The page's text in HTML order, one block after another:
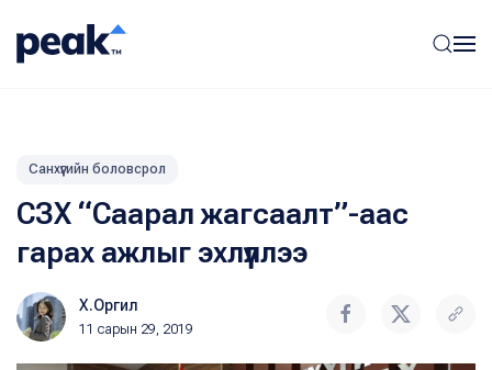
Санхүүгийн боловсрол
СЗХ “Саарал жагсаалт”-аас
гарах ажлыг эхлүүллээ
Х.Оргил
11 сарын 29, 2019